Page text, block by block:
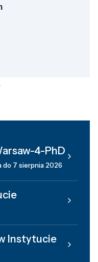
4-PhD
do 7 sierpnia 2026
Instytucie